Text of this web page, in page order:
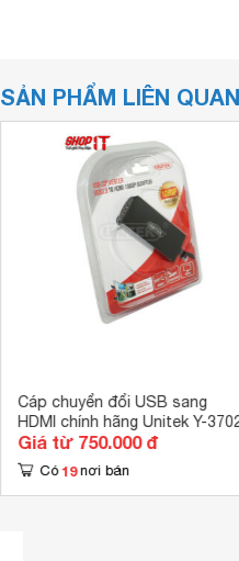
HDMI là chuẩn kết nối
phổ biến với các mẫu TV,
máy tính bảng
– Chuyển đổi tin hiệu qua
HDMI và một đầu chuẩn
hình, tivi… và ngược lại.
SẢN PHẨM LIÊN QUAN
Cáp chuyển đổi USB sang
HDMI chính hãng Unitek Y-
Giá từ 750.000 đ
Có 19 nơi bán